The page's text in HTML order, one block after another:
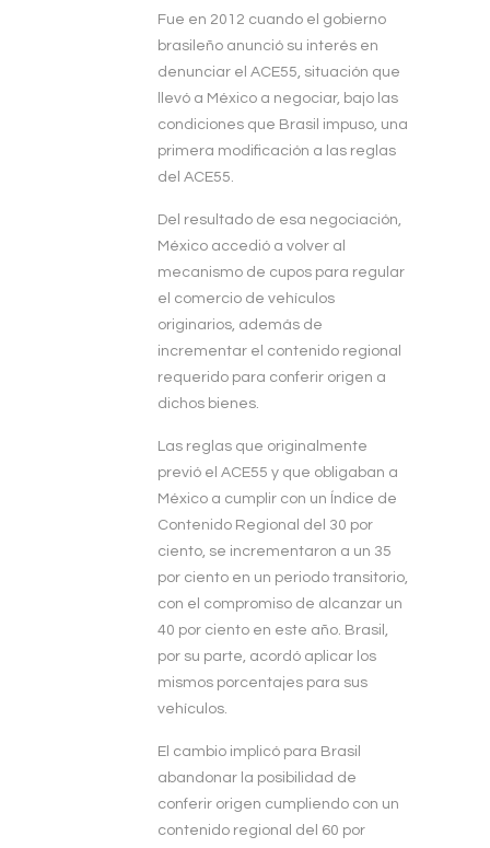
Fue en 2012 cuando el gobierno
brasileño anunció su interés en
denunciar el ACE55, situación que
llevó a México a negociar, bajo las
condiciones que Brasil impuso, una
primera modificación a las reglas
del ACE55.
Del resultado de esa negociación,
México accedió a volver al
mecanismo de cupos para regular
el comercio de vehículos
originarios, además de
incrementar el contenido regional
requerido para conferir origen a
dichos bienes.
Las reglas que originalmente
previó el ACE55 y que obligaban a
México a cumplir con un Índice de
Contenido Regional del 30 por
ciento, se incrementaron a un 35
por ciento en un periodo transitorio,
con el compromiso de alcanzar un
40 por ciento en este año. Brasil,
por su parte, acordó aplicar los
mismos porcentajes para sus
vehículos.
El cambio implicó para Brasil
abandonar la posibilidad de
conferir origen cumpliendo con un
contenido regional del 60 por